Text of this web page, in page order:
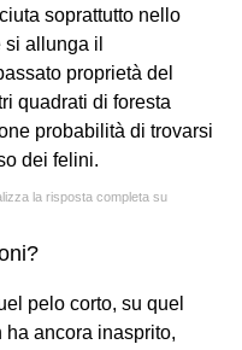
soprattutto nello
allunga il
proprietà del
quadrati di foresta
probabilità di trovarsi
dei felini.
la risposta completa su
pelo corto, su quel
ancora inasprito,